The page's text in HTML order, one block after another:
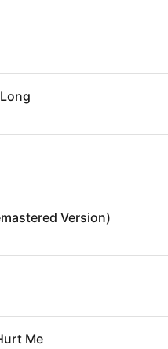
Version)
Me